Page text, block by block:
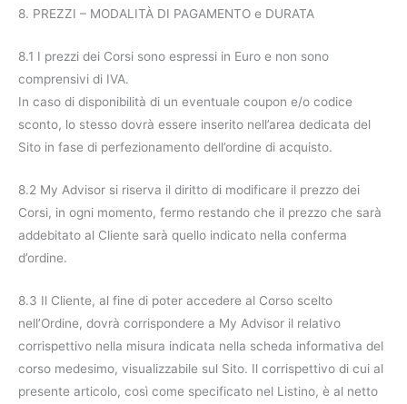
8. PREZZI – MODALITÀ DI PAGAMENTO e DURATA
8.1 I prezzi dei Corsi sono espressi in Euro e non sono
comprensivi di IVA.
In caso di disponibilità di un eventuale coupon e/o codice
sconto, lo stesso dovrà essere inserito nell’area dedicata del
Sito in fase di perfezionamento dell’ordine di acquisto.
8.2 My Advisor si riserva il diritto di modificare il prezzo dei
Corsi, in ogni momento, fermo restando che il prezzo che sarà
addebitato al Cliente sarà quello indicato nella conferma
d’ordine.
8.3 Il Cliente, al fine di poter accedere al Corso scelto
nell’Ordine, dovrà corrispondere a My Advisor il relativo
corrispettivo nella misura indicata nella scheda informativa del
corso medesimo, visualizzabile sul Sito. Il corrispettivo di cui al
presente articolo, così come specificato nel Listino, è al netto